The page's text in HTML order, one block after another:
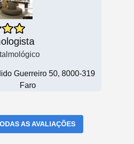
Guerreiro 50, 8000-319
Faro
AS AVALIAÇÕES